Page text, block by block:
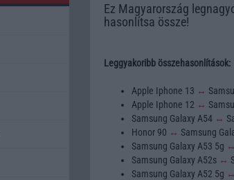
Ez Magyarország
hasonlítsa össze!
Leggyakoribb összehasonlítások:
Apple Iphone 13 ↔
Apple Iphone 12 ↔
Samsung Galaxy A54 ↔
Honor 90 ↔ Samsung
Samsung Galaxy A53 5g ↔
Samsung Galaxy A52s ↔
Samsung Galaxy A52 5g ↔